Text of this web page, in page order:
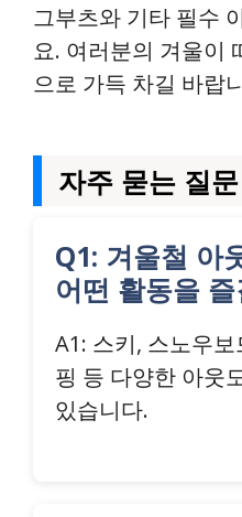
그부츠와 기타 필수
요. 여러분의 겨울이
으로 가득 차길 바랍
자주 묻는 질
Q1: 겨울철 아
어떤 활동을
A1: 스키, 스노우
핑 등 다양한 아웃
있습니다.